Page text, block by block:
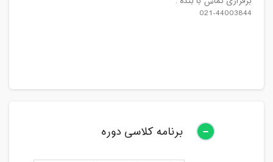
021-44003844
برنامه کلاسی دوره